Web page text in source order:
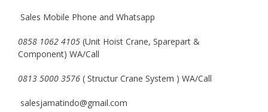
Sales Mobile Phone and Whatsapp
0858 1062 4105 (Unit Hoist Crane, Sparepart &
Component) WA/Call
0813 5000 3576 ( Structur Crane System ) WA/Call
salesjamatindo@gmail.com